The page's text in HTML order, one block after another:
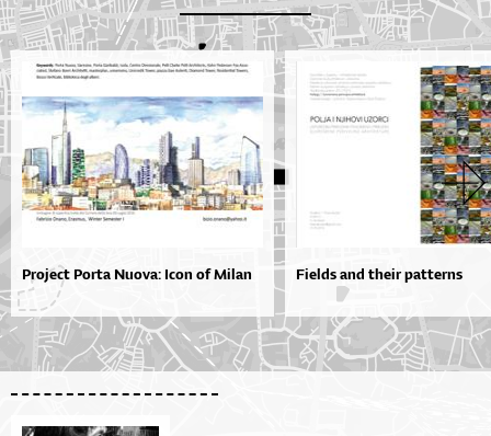
Project Porta Nuova: Icon of Milan Fields and their patterns